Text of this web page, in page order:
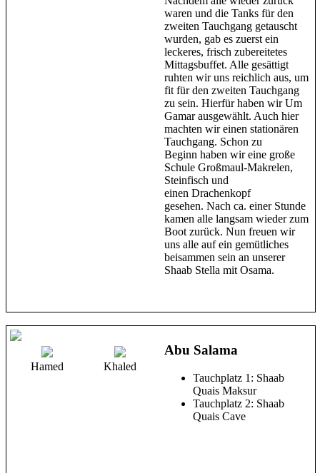
waren und die Tanks für den
zweiten Tauchgang getauscht
wurden, gab es zuerst ein
leckeres, frisch zubereitetes
Mittagsbuffet. Alle gesättigt
ruhten wir uns reichlich aus, um
fit für den zweiten Tauchgang
zu sein. Hierfür haben wir Um
Gamar ausgewählt. Auch hier
machten wir einen stationären
Tauchgang. Schon zu
Beginn haben wir eine große
Schule Großmaul-Makrelen,
Steinfisch und
einen Drachenkopf
gesehen. Nach ca. einer Stunde
kamen alle langsam wieder zum
Boot zurück. Nun freuen wir
uns alle auf ein gemütliches
beisammen sein an unserer
Shaab Stella mit Osama.
Hamed Khaled
Abu Salama
Tauchplatz 1: Shaab
Quais Maksur
Tauchplatz 2: Shaab
Quais Cave